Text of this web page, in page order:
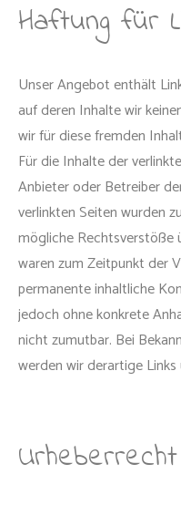
Haftung für
Unser Angebot enthält
auf deren Inhalte wir
wir für diese fremden
Für die Inhalte der
Anbieter oder Betreiber
verlinkten Seiten wurden
mögliche Rechtsverstöße
waren zum Zeitpunkt der
permanente inhaltliche
jedoch ohne konkrete
nicht zumutbar. Bei
werden wir derartige
Urheberrecht